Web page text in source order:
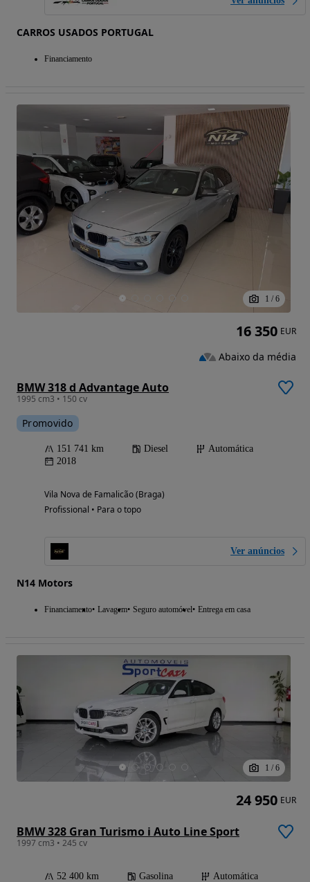
CARROS USADOS PORTUGAL
Financiamento
1 / 6
BMW 318 d Advantage Auto
1995 cm3 • 150 cv
Promovido
151 741 km Diesel
Automática
2018
Vila Nova de Famalicão (Braga)
Profissional • Para o topo
Ver anúncios
N14 Motors
Financiamento Lavagem Seguro automóvel Entrega em casa
16 350 EUR
Abaixo da média
1 / 6
BMW 328 Gran Turismo i Auto Line Sport
1997 cm3 • 245 cv
52 400 km Gasolina
Automática
24 950 EUR